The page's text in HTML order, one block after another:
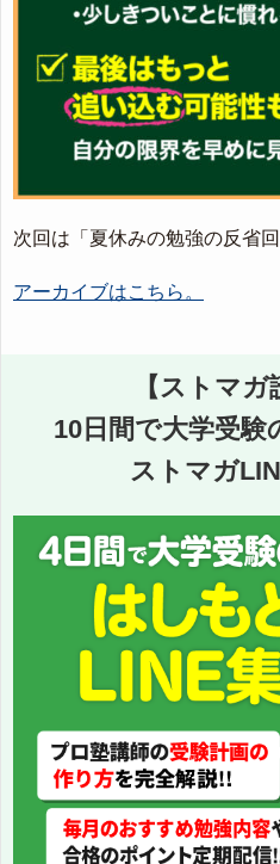
次回は「夏休みの勉強の反省
アーカイブはこちら。
【ストマガ
10日間で大学受験
ストマガ